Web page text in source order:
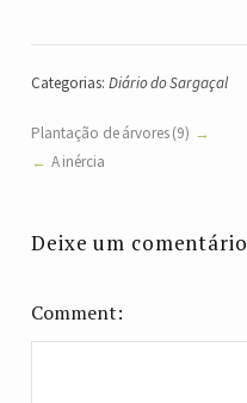
Categorias: Diário do Sargaçal
Plantação de árvores (9)
A inércia
Deixe um comentário
Comment